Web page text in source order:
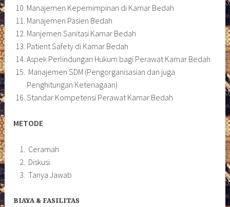
Manajemen Kepemimpinan di Kamar Bedah
Manajemen Pasien Bedah
Manjemen Sanitasi Kamar Bedah
Patient Safety di Kamar Bedah
Aspek Perlindungan Hukum bagi Perawat Kamar Bedah
Manajemen SDM (Pengorganisasian dan juga
Penghitungan Ketenagaan)
Standar Kompetensi Perawat Kamar Bedah
METODE
Ceramah
Diskusi
Tanya Jawab
BIAYA & FASILITAS